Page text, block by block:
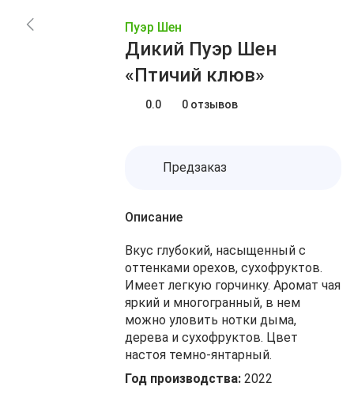
Акции
Блог
Пуэр Шен
Дикий Пуэр Шен
«Птичий клюв»
0.0 0 отзывов
Предзаказ
Описание
Вкус глубокий, насыщенный с
оттенками орехов, сухофруктов.
Имеет легкую горчинку. Аромат чая
яркий и многогранный, в нем
можно уловить нотки дыма,
дерева и сухофруктов. Цвет
настоя темно-янтарный.
Год производства: 2022